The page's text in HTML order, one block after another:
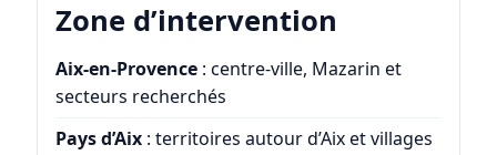
Zone d’intervention
Aix-en-Provence: centre-ville, Mazarin et
secteurs recherchés
Pays d’Aix: territoires autour d’Aix et villages